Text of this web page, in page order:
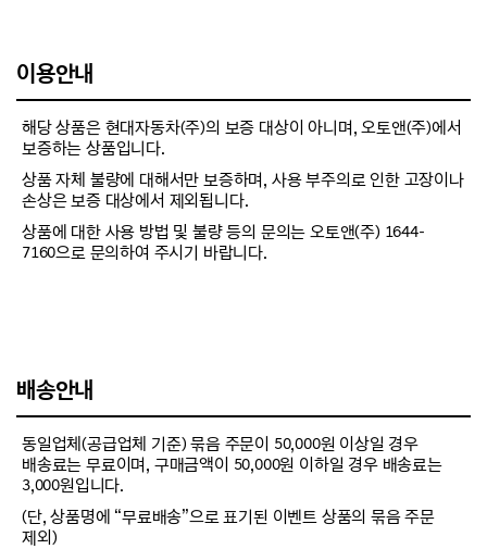
이용안내
해당 상품은 현대자동차(주)의 보증 대상이 아니며, 오토앤(주)에서
보증하는 상품입니다.
상품 자체 불량에 대해서만 보증하며, 사용 부주의로 인한 고장이나
손상은 보증 대상에서 제외됩니다.
상품에 대한 사용 방법 및 불량 등의 문의는 오토앤(주) 1644-
7160으로 문의하여 주시기 바랍니다.
배송안내
동일업체(공급업체 기준) 묶음 주문이 50,000원 이상일 경우
배송료는 무료이며, 구매금액이 50,000원 이하일 경우 배송료는
3,000원입니다.
(단, 상품명에 “무료배송”으로 표기된 이벤트 상품의 묶음 주문
제외)